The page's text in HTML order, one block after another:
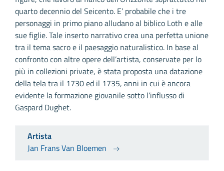
quarto decennio del Seicento. E’ probabile che i tre
personaggi in primo piano alludano al biblico Loth e alle
sue figlie. Tale inserto narrativo crea una perfetta unione
tra il tema sacro e il paesaggio naturalistico. In base al
confronto con altre opere dell’artista, conservate per lo
più in collezioni private, è stata proposta una datazione
della tela tra il 1730 ed il 1735, anni in cui è ancora
evidente la formazione giovanile sotto l’influsso di
Gaspard Dughet.
Artista
Jan Frans Van Bloemen